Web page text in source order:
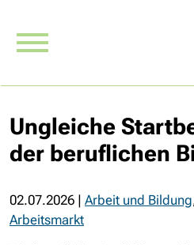
Ungleiche
der beruflichen
02.07.2026 | Arbeit und Bildung
Arbeitsmarkt